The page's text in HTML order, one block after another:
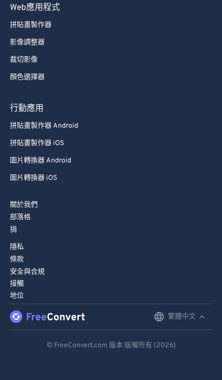
Web應用程式
拼貼畫製作器
影像調整器
裁切影像
顏色選擇器
行動應用
拼貼畫製作器 Android
拼貼畫製作器 iOS
圖片轉換器 Android
圖片轉換器 iOS
關於我們
部落格
捐
隱私
條款
安全與合規
接觸
地位
繁體中文
© FreeConvert.com 版本 版權所有 (2026)